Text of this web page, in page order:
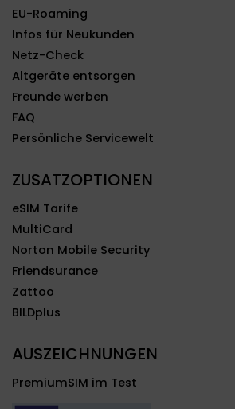
EU-Roaming
Infos für Neukunden
Netz-Check
Altgeräte entsorgen
Freunde werben
FAQ
Persönliche Servicewelt
ZUSATZOPTIONEN
eSIM Tarife
MultiCard
Norton Mobile Security
Friendsurance
Zattoo
BILDplus
AUSZEICHNUNGEN
PremiumSIM im Test